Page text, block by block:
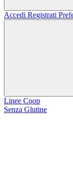
Accedi Registrati
Linee Coop
Senza Glutine